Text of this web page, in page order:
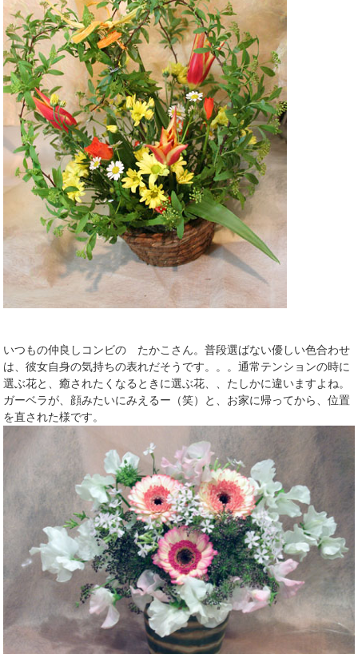
いつもの仲良しコンビの たかこさん。普段選ばない優しい色合わせ
は、彼女自身の気持ちの表れだそうです。。。通常テンションの時に
選ぶ花と、癒されたくなるときに選ぶ花、、たしかに違いますよね。
ガーベラが、顔みたいにみえるー（笑）と、お家に帰ってから、位置
を直された様です。